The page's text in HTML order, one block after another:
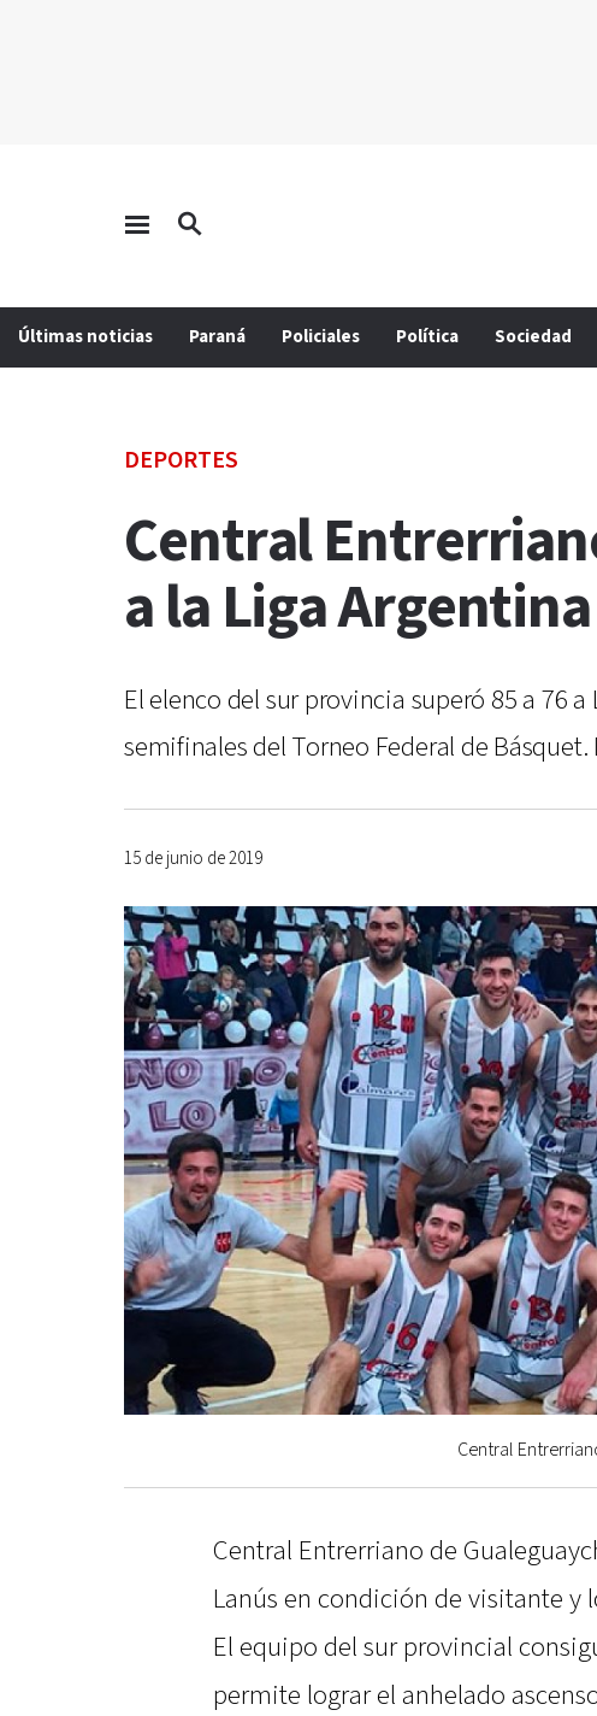
Últimas noticias Paraná Policiales Política Sociedad
DEPORTES
Central
a la Liga Argentina
El elenco del sur provincia superó 85 a 76
semifinales del Torneo Federal de
15 de junio de 2019
Central
Central Entrerriano de
Lanús en condición de visitante y
El equipo del sur provincial
permite lograr el anhelado